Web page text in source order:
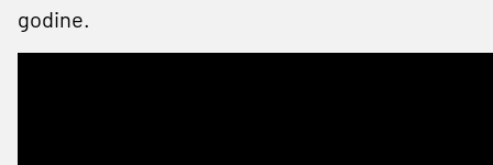
godine.